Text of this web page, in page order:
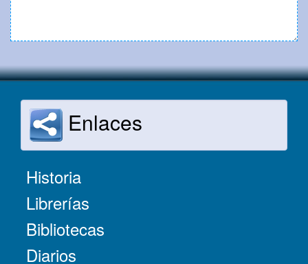
Enlaces
Historia
Librerías
Bibliotecas
Diarios